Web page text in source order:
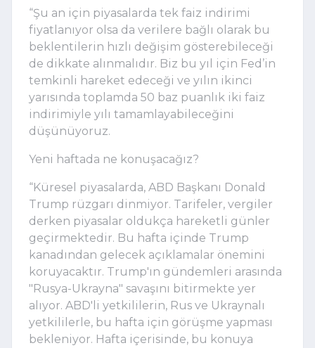
“Şu an için piyasalarda tek faiz indirimi
fiyatlanıyor olsa da verilere bağlı olarak bu
beklentilerin hızlı değişim gösterebileceği
de dikkate alınmalıdır. Biz bu yıl için Fed’in
temkinli hareket edeceği ve yılın ikinci
yarısında toplamda 50 baz puanlık iki faiz
indirimiyle yılı tamamlayabileceğini
düşünüyoruz.
Yeni haftada ne konuşacağız?
“Küresel piyasalarda, ABD Başkanı Donald
Trump rüzgarı dinmiyor. Tarifeler, vergiler
derken piyasalar oldukça hareketli günler
geçirmektedir. Bu hafta içinde Trump
kanadından gelecek açıklamalar önemini
koruyacaktır. Trump'ın gündemleri arasında
"Rusya-Ukrayna" savaşını bitirmekte yer
alıyor. ABD'li yetkililerin, Rus ve Ukraynalı
yetkililerle, bu hafta için görüşme yapması
bekleniyor. Hafta içerisinde, bu konuya